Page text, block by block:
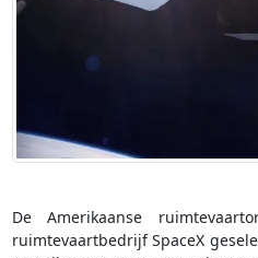
De Amerikaanse
ruimtevaartbedrijf SpaceX